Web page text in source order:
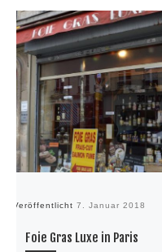
Veröffentlicht 7. Januar 2018
Foie Gras Luxe in Paris